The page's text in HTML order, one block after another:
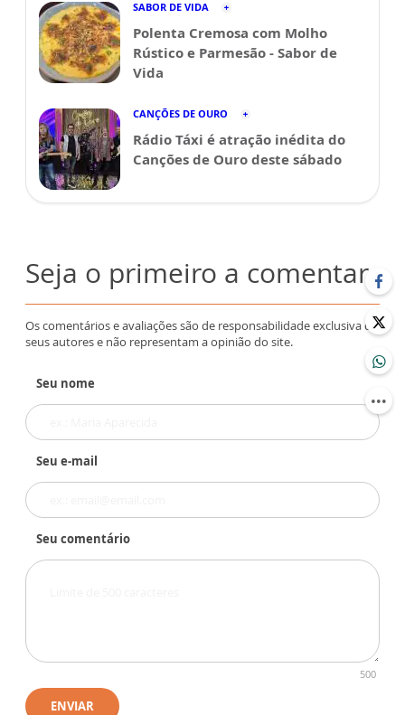
SABOR DE VIDA
Polenta Cremosa com Molho
Rústico e Parmesão - Sabor de
Vida
CANÇÕES DE OURO
Rádio Táxi é atração inédita do
Canções de Ouro deste sábado
Seja o primeiro a comentar
Os comentários e avaliações são de responsabilidade exclusiva de
seus autores e não representam a opinião do site.
Seu nome
Seu e-mail
Seu comentário
500
ENVIAR